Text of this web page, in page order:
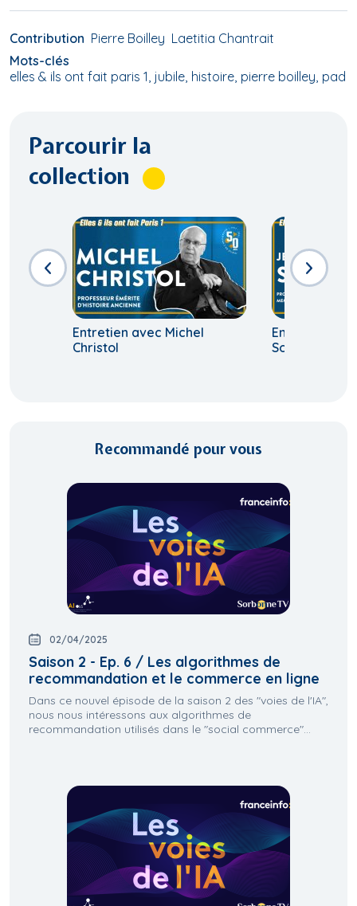
Contribution Pierre Boilley Laetitia Chantrait
Mots-clés
elles & ils ont fait paris 1 jubile histoire pierre boilley pad
Parcourir la
collection
Entretien avec Michel
Christol
Entretien
Sodini
Recommandé pour vous
02/04/2025
Saison 2 - Ep. 6 / Les algorithmes de
recommandation et le commerce en ligne
Dans ce nouvel épisode de la saison 2 des "voies de l'IA",
nous nous intéressons aux algorithmes de
recommandation utilisés dans le "social commerce"...